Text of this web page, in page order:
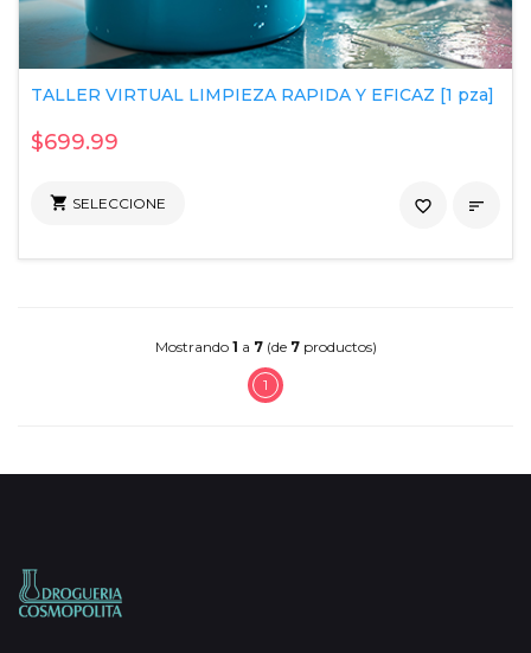
TALLER VIRTUAL LIMPIEZA RAPIDA Y EFICAZ [1 pza]
$699.99
 SELECCIONE 
favorite_border
Mostrando 1 a 7(de 7productos)
1